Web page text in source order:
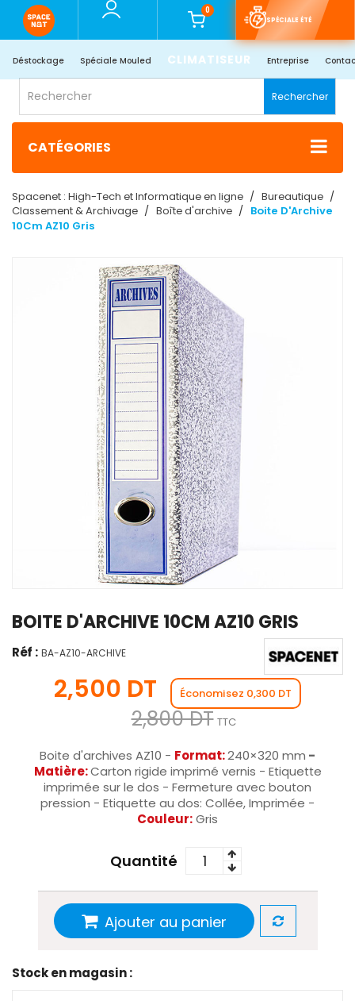
0
SPÉCIALE ÉTÉ
Déstockage Spéciale Mouled CLIMATISEUR Entreprise
Rechercher
CATÉGORIES
Spacenet : High-Tech et Informatique en ligne
Bureautique
Classement & Archivage
Boîte d'archive
Boite D'Archive
10Cm AZ10 Gris
BOITE D'ARCHIVE 10CM AZ10 GRIS
Réf : BA-AZ10-ARCHIVE
2,500 DT Économisez 0,300 DT
2,800 DT TTC
Boite d'archives AZ10 - Format:240×320 mm -
Matière:Carton rigide imprimé vernis - Etiquette
imprimée sur le dos - Fermeture avec bouton
pression - Etiquette au dos: Collée, Imprimée -
Couleur:Gris
Quantité
Ajouter au panier
Stock en magasin :